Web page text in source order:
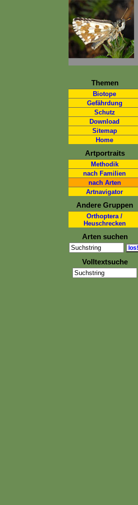
Themen
Biotope
Gefährdung
Schutz
Download
Sitemap
Home
Artportraits
Methodik
nach Familien
nach Arten
Artnavigator
Andere Gruppen
Orthoptera /
Heuschrecken
Arten suchen
Volltextsuche